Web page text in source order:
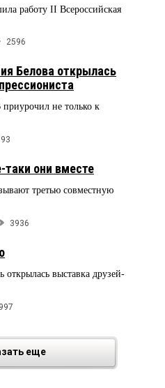
работу II Всероссийская
2596
Белова открылась
не только к
таки они вместе
третью совместную
3936
выставка друзей-
еще